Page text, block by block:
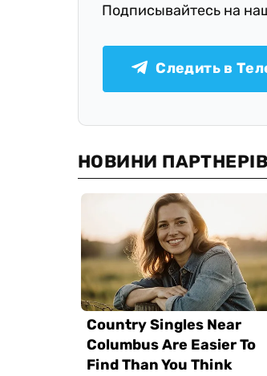
Подписывайтесь на
Следить в